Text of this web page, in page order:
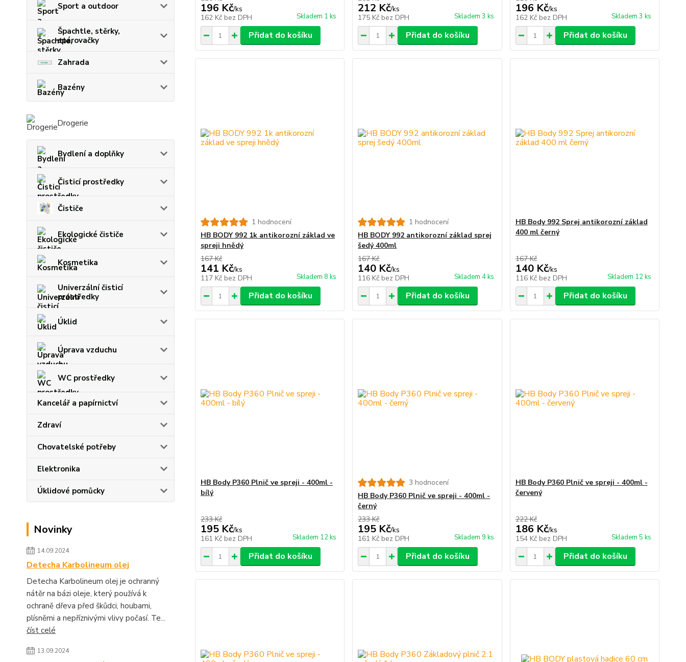
Sport a outdoor
Špachtle, stěrky,
spárovačky
Zahrada
Bazény
Drogerie
Bydlení a doplňky
Čisticí prostředky
Čističe
Ekologické čističe
Kosmetika
Univerzální čisticí
prostředky
Úklid
Úprava vzduchu
WC prostředky
Kancelář a papírnictví
Zdraví
Chovatelské potřeby
Elektronika
Úklidové pomůcky
Novinky
14.09.2024
Detecha Karbolineum olej
Detecha Karbolineum olej je ochranný
nátěr na bázi oleje, který používá k
ochraně dřeva před škůdci, houbami,
plísněmi a nepříznivými vlivy počasí. Te...
číst celé
13.09.2024
196 Kč/ks
162 Kč bez DPH Skladem 1 ks
Přidat do košíku
212 Kč/ks
175 Kč bez DPH Skladem 3 ks
Přidat do košíku
196 Kč/ks
162 Kč bez DPH Skladem 3 ks
Přidat do košíku
1 hodnocení
HB BODY 992 1k antikorozní základ ve
spreji hnědý
167 Kč
141 Kč/ks
117 Kč bez DPH Skladem 8 ks
Přidat do košíku
1 hodnocení
HB BODY 992 antikorozní základ sprej
šedý 400ml
167 Kč
140 Kč/ks
116 Kč bez DPH Skladem 4 ks
Přidat do košíku
HB Body 992 Sprej antikorozní základ
400 ml černý
167 Kč
140 Kč/ks
116 Kč bez DPH Skladem 12 ks
Přidat do košíku
HB Body P360 Plnič ve spreji - 400ml -
bílý
233 Kč
195 Kč/ks
161 Kč bez DPH Skladem 12 ks
Přidat do košíku
3 hodnocení
HB Body P360 Plnič ve spreji - 400ml -
černý
233 Kč
195 Kč/ks
161 Kč bez DPH Skladem 9 ks
Přidat do košíku
HB Body P360 Plnič ve spreji - 400ml -
červený
222 Kč
186 Kč/ks
154 Kč bez DPH Skladem 5 ks
Přidat do košíku